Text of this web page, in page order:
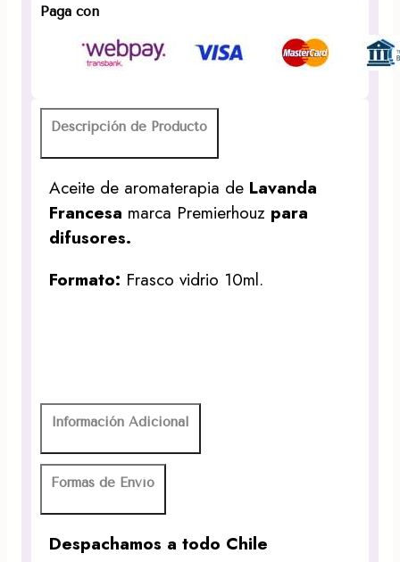
Aromaterapia
cantidad
Paga con
Descripción de Producto
Aceite de aromaterapia de Lavanda
Francesa marca Premierhouz para
difusores.
Formato: Frasco vidrio 10ml.
Información Adicional
Formas de Envío
Despachamos a todo Chile